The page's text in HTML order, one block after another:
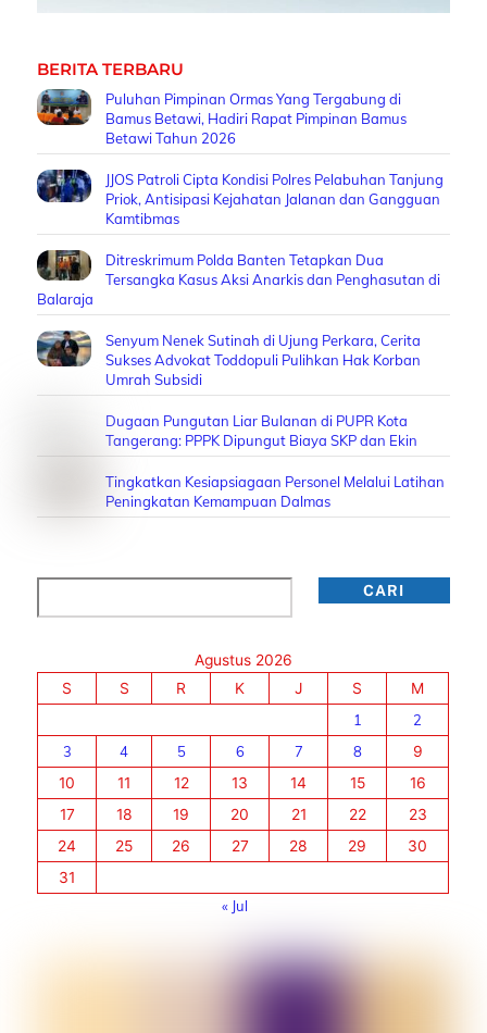
BERITA TERBARU
Puluhan Pimpinan Ormas Yang Tergabung di
Bamus Betawi, Hadiri Rapat Pimpinan Bamus
Betawi Tahun 2026
JJOS Patroli Cipta Kondisi Polres Pelabuhan Tanjung
Priok, Antisipasi Kejahatan Jalanan dan Gangguan
Kamtibmas
Ditreskrimum Polda Banten Tetapkan Dua
Tersangka Kasus Aksi Anarkis dan Penghasutan di
Balaraja
Senyum Nenek Sutinah di Ujung Perkara, Cerita
Sukses Advokat Toddopuli Pulihkan Hak Korban
Umrah Subsidi
Dugaan Pungutan Liar Bulanan di PUPR Kota
Tangerang: PPPK Dipungut Biaya SKP dan Ekin
Tingkatkan Kesiapsiagaan Personel Melalui Latihan
Peningkatan Kemampuan Dalmas
CARI
Agustus 2026
S
S R K J S
M
1
2
3
4 5 6 7 8
9
10
11 12 13 14 15
16
17
18 19 20 21 22
23
24
25 26 27 28 29
30
31
« Jul